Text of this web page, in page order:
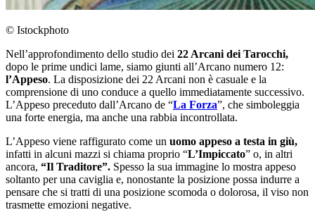
© Istockphoto
Nell’approfondimento dello studio dei 22 Arcani dei Tarocchi,
dopo le prime undici lame, siamo giunti all’Arcano numero 12:
l’Appeso. La disposizione dei 22 Arcani non è casuale e la
comprensione di uno conduce a quello immediatamente successivo.
L’Appeso preceduto dall’Arcano de “La Forza”, che simboleggia
una forte energia, ma anche una rabbia incontrollata.
L’Appeso viene raffigurato come un uomo appeso a testa in giù,
infatti in alcuni mazzi si chiama proprio “L’Impiccato” o, in altri
ancora, “Il Traditore”. Spesso la sua immagine lo mostra appeso
soltanto per una caviglia e, nonostante la posizione possa indurre a
pensare che si tratti di una posizione scomoda o dolorosa, il viso non
trasmette emozioni negative.